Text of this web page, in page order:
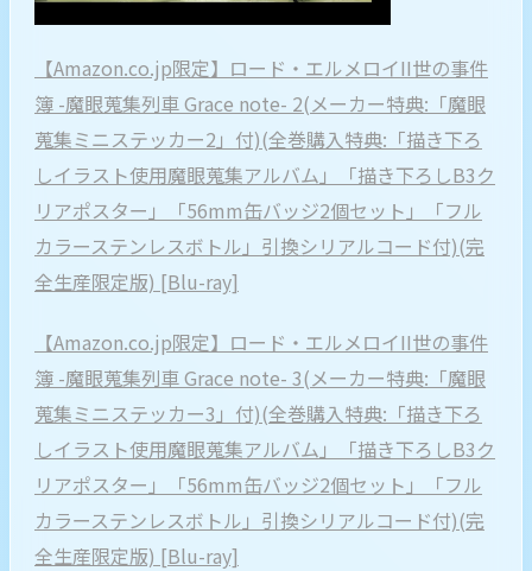
【Amazon.co.jp限定】ロード・エルメロイII世の事件
簿 -魔眼蒐集列車 Grace note- 2(メーカー特典:「魔眼
蒐集ミニステッカー2」付)(全巻購入特典:「描き下ろ
しイラスト使用魔眼蒐集アルバム」「描き下ろしB3ク
リアポスター」「56mm缶バッジ2個セット」「フル
カラーステンレスボトル」引換シリアルコード付)(完
全生産限定版) [Blu-ray]
【Amazon.co.jp限定】ロード・エルメロイII世の事件
簿 -魔眼蒐集列車 Grace note- 3(メーカー特典:「魔眼
蒐集ミニステッカー3」付)(全巻購入特典:「描き下ろ
しイラスト使用魔眼蒐集アルバム」「描き下ろしB3ク
リアポスター」「56mm缶バッジ2個セット」「フル
カラーステンレスボトル」引換シリアルコード付)(完
全生産限定版) [Blu-ray]